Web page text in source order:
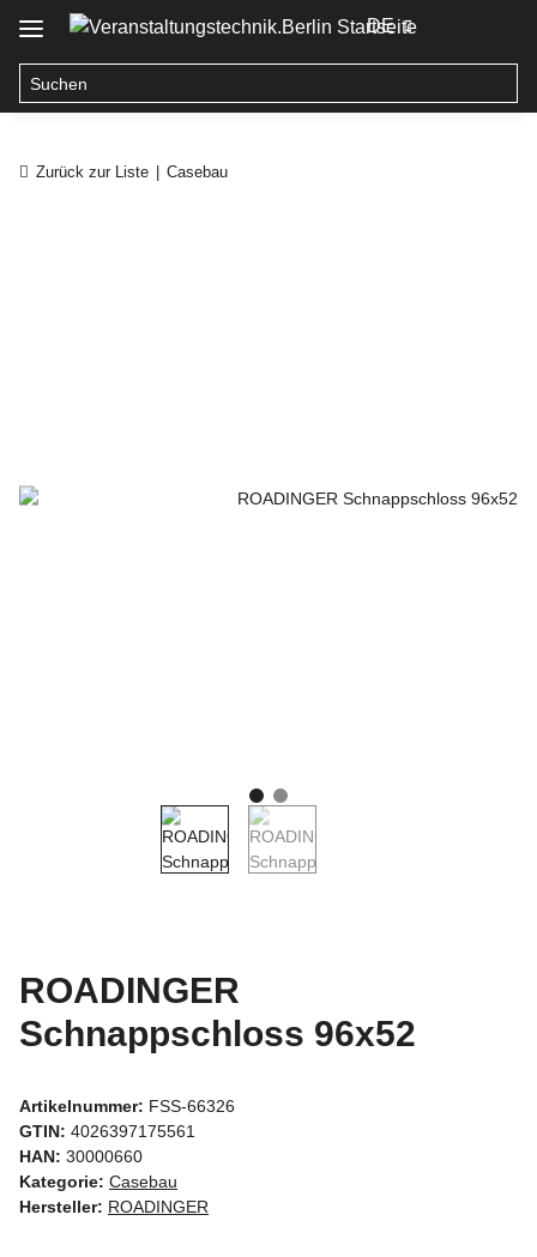
DE
Zurück zur Liste Casebau
ROADINGER
Schnappschloss 96x52
Artikelnummer: FSS-66326
GTIN: 4026397175561
HAN: 30000660
Kategorie: Casebau
Hersteller: ROADINGER